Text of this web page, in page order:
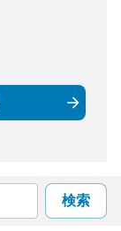
検索